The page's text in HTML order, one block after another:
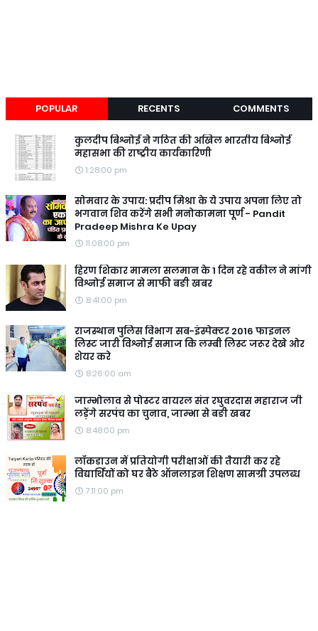
POPULAR RECENTS COMMENTS
कुलदीप बिश्नोई ने गठित की अखिल भारतीय बिश्नोई
महासभा की राष्ट्रीय कार्यकारिणी
1:28:00 pm
सोमवार के उपाय: प्रदीप मिश्रा के ये उपाय अपना लिए तो
भगवान शिव करेंगे सभी मनोकामना पूर्ण - Pandit
Pradeep Mishra Ke Upay
11:08:00 pm
हिरण शिकार मामला सलमान के 1 दिन रहे वकील ने मांगी
विश्नोई समाज से माफी बङी खबर
8:41:00 pm
राजस्थान पुलिस विभाग सब-इंस्पेक्टर 2016 फाइनल
लिस्ट जारी विश्नोई समाज कि लम्बी लिस्ट जरूर देखे ओर
शेयर करे
8:26:00 am
जाम्भोलाव से पोस्टर वायरल संत रघुवरदास महाराज जी
लड़ेंगे सरपंच का चुनाव, जाम्भा से बङी खबर
8:48:00 pm
लॉकडाउन में प्रतियोगी परीक्षाओं की तैयारी कर रहे
विद्यार्थियों को घर बैठे ऑनलाइन शिक्षण सामग्री उपलब्ध
7:11:00 pm